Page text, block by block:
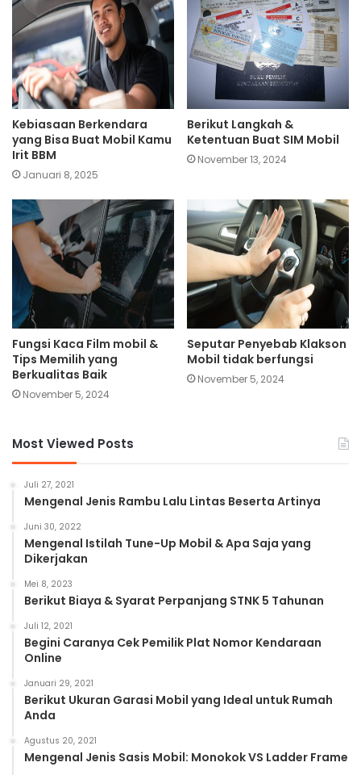
Kebiasaan Berkendara
yang Bisa Buat Mobil Kamu
Irit BBM
Januari 8, 2025
Berikut Langkah &
Ketentuan Buat SIM Mobil
November 13, 2024
Fungsi Kaca Film mobil &
Tips Memilih yang
Berkualitas Baik
November 5, 2024
Seputar Penyebab Klakson
Mobil tidak berfungsi
November 5, 2024
Most Viewed Posts
Juli 27, 2021
Mengenal Jenis Rambu Lalu Lintas Beserta Artinya
Juni 30, 2022
Mengenal Istilah Tune-Up Mobil & Apa Saja yang
Dikerjakan
Mei 8, 2023
Berikut Biaya & Syarat Perpanjang STNK 5 Tahunan
Juli 12, 2021
Begini Caranya Cek Pemilik Plat Nomor Kendaraan
Online
Januari 29, 2021
Berikut Ukuran Garasi Mobil yang Ideal untuk Rumah
Anda
Agustus 20, 2021
Mengenal Jenis Sasis Mobil: Monokok VS Ladder Frame